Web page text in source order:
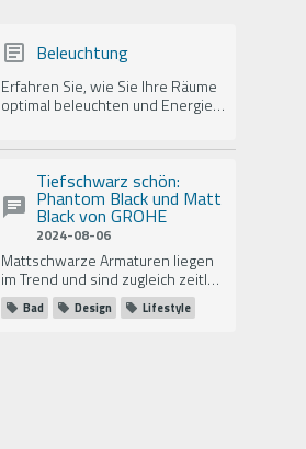
Beleuchtung
Erfahren Sie, wie Sie Ihre Räume
optimal beleuchten und Energie
Tiefschwarz schön:
Phantom Black und Matt
Black von GROHE
2024-08-06
Mattschwarze Armaturen liegen
im Trend und sind zugleich zeitlos
elegant. GROHEs Black Kollektion
bietet die mattschwarzen
Bad Design Lifestyle